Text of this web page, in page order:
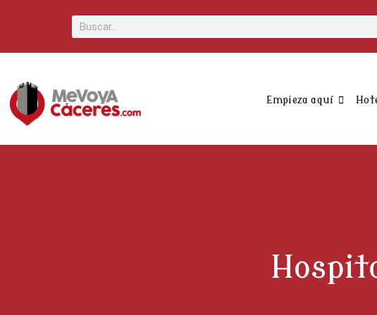
Buscar
Empieza aquí
Scroll